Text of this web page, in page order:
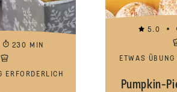
230 MIN
ERFORDERLICH
5.0
ETWAS
Pumpkin-